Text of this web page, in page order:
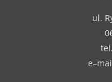
ul.